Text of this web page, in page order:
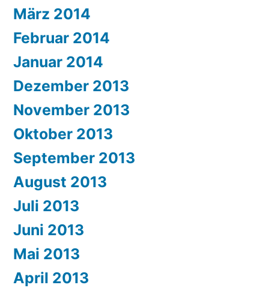
März 2014
Februar 2014
Januar 2014
Dezember 2013
November 2013
Oktober 2013
September 2013
August 2013
Juli 2013
Juni 2013
Mai 2013
April 2013